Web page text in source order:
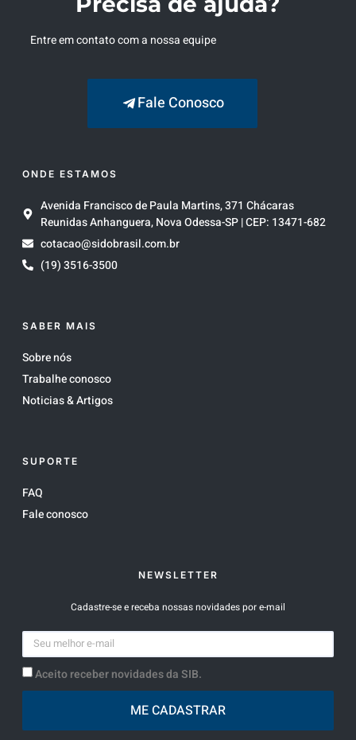
Entre em contato com a nossa equipe
Fale Conosco
ONDE ESTAMOS
Avenida Francisco de Paula Martins, 371 Chácaras
Reunidas Anhanguera, Nova Odessa-SP | CEP: 13471-682
cotacao@sidobrasil.com.br
(19) 3516-3500
SABER MAIS
Sobre nós
Trabalhe conosco
Noticias & Artigos
SUPORTE
FAQ
Fale conosco
NEWSLETTER
Cadastre-se e receba nossas novidades por e-mail
Aceito receber novidades da SIB.
ME CADASTRAR